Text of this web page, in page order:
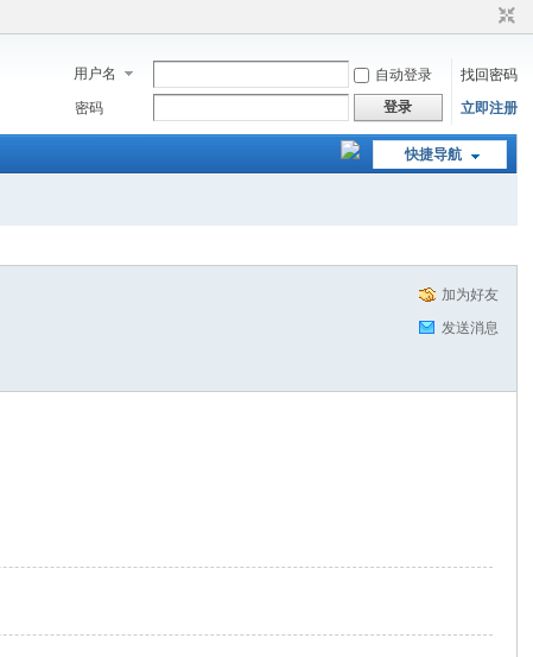
用户名 自动登录
找回密码
密码
登录 立即注册
快捷导航
加为好友
发送消息